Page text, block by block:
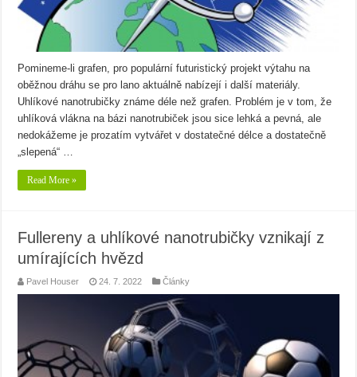
Pomineme-li grafen, pro populární futuristický projekt výtahu na
oběžnou dráhu se pro lano aktuálně nabízejí i další materiály.
Uhlíkové nanotrubičky známe déle než grafen. Problém je v tom, že
uhlíková vlákna na bázi nanotrubiček jsou sice lehká a pevná, ale
nedokážeme je prozatím vytvářet v dostatečné délce a dostatečně
„slepená“ …
Read More »
Fullereny a uhlíkové nanotrubičky vznikají z
umírajících hvězd
Pavel Houser 24. 7. 2022 Články